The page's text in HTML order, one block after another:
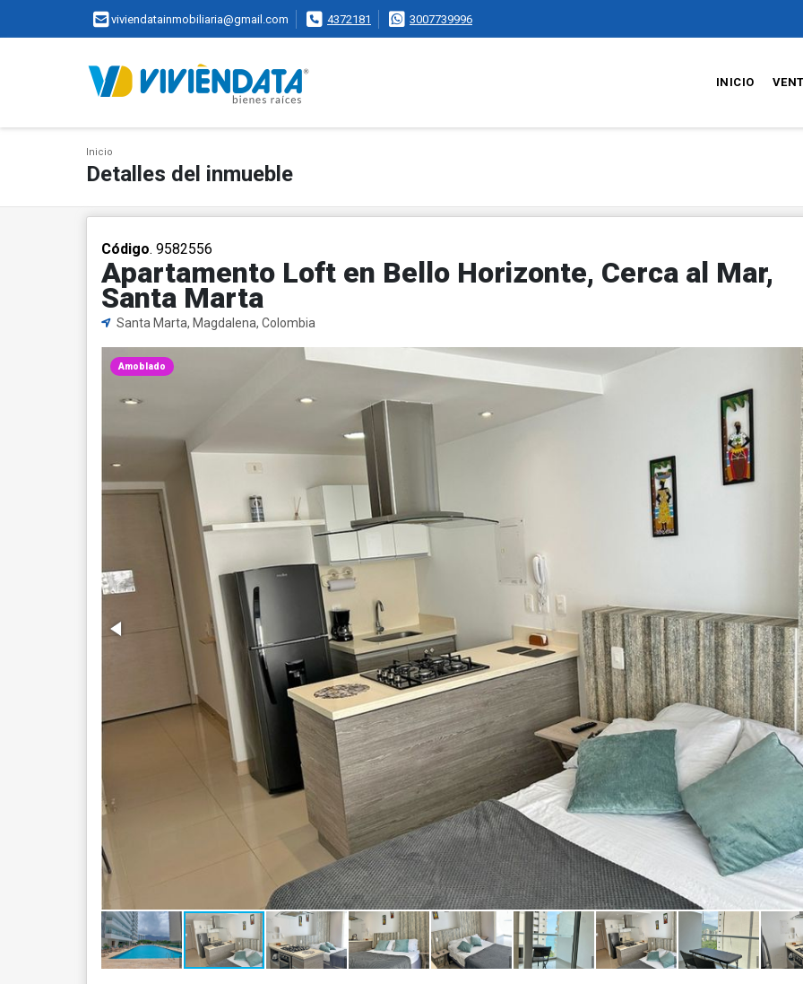
viviendatainmobiliaria@gmail.com 4372181 3007739996
INICIO
Inicio
Detalles del inmueble
Código. 9582556
Apartamento Loft en Bello Horizonte, Cerca al Mar,
Santa Marta
Santa Marta, Magdalena, Colombia
Amoblado